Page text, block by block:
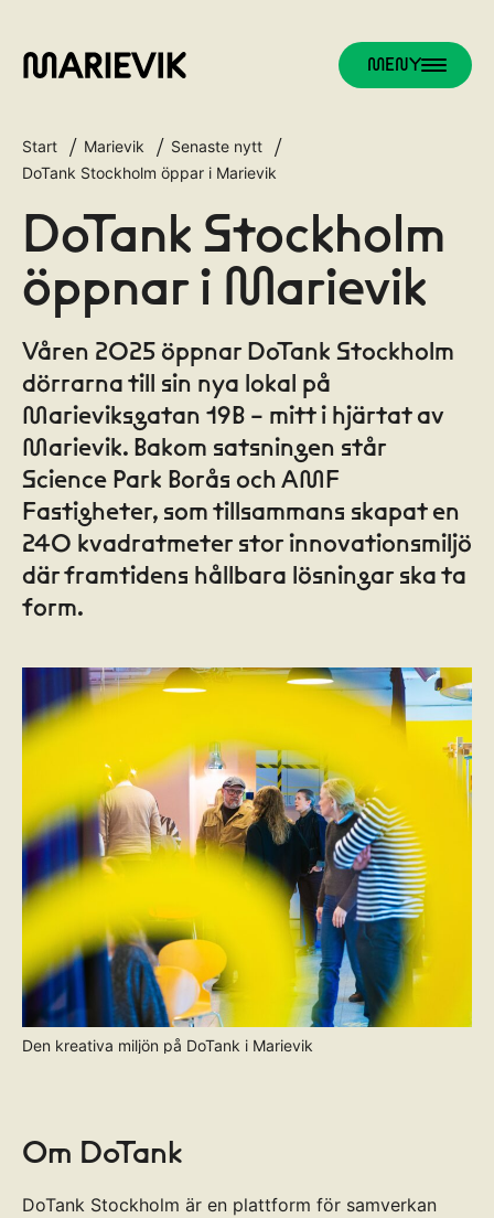
MENY
Start Marievik
Senaste nytt
DoTank Stockholm öppar i Marievik
DoTank Stockholm
öppnar i Marievik
Våren 2025 öppnar DoTank Stockholm
dörrarna till sin nya lokal på
Marieviksgatan 19B – mitt i hjärtat av
Marievik. Bakom satsningen står
Science Park Borås och AMF
Fastigheter, som tillsammans skapat en
240 kvadratmeter stor innovationsmiljö
där framtidens hållbara lösningar ska ta
form.
Den kreativa miljön på DoTank i Marievik
Om DoTank
DoTank Stockholm är en plattform för samverkan